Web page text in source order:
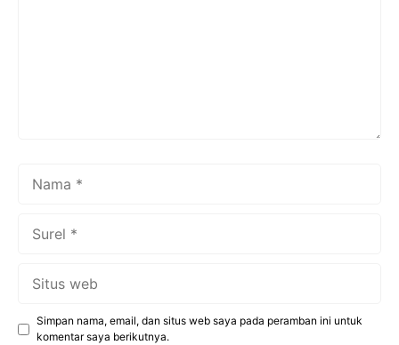
Simpan nama, email, dan situs web saya pada peramban ini untuk
komentar saya berikutnya.